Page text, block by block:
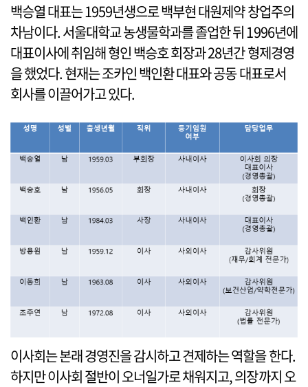
백승열 대표는 1959년생으로 백부현 대원제약 창업주의
차남이다. 서울대학교 농생물학과를 졸업한 뒤 1996년에
대표이사에 취임해 형인 백승호 회장과 28년간 형제경영
을 했었다. 현재는 조카인 백인환 대표와 공동 대표로서
회사를 이끌어가고 있다.
이사회는 본래 경영진을 감시하고 견제하는 역할을 한다.
하지만 이사회 절반이 오너일가로 채워지고, 의장까지 오